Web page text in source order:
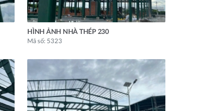
HÌNH ẢNH NHÀ THÉP 230
Mã số: 5323